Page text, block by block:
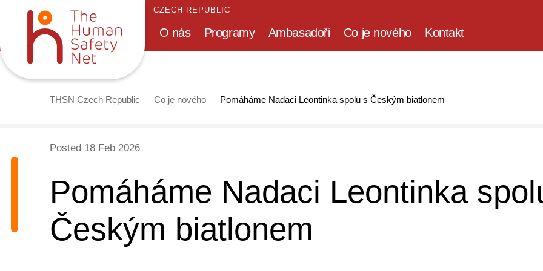
CZECH REPUBLIC
O nás Programy Ambasadoři Co je nového Kontakt
THSN Czech Republic Co je nového Pomáháme Nadaci Leontinka spolu s Českým biatlonem
Posted 18 Feb 2026
Pomáháme Nadaci Leontinka
Českým biatlonem